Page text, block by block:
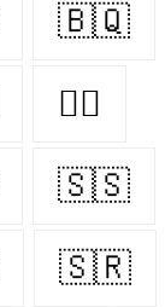
🇧🇶
👨‍✈️
🇸🇸
🇸🇷